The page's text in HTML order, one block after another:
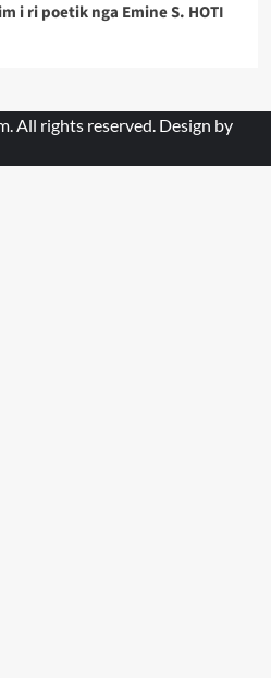
i ri poetik nga Emine S. HOTI
. All rights reserved. Design by